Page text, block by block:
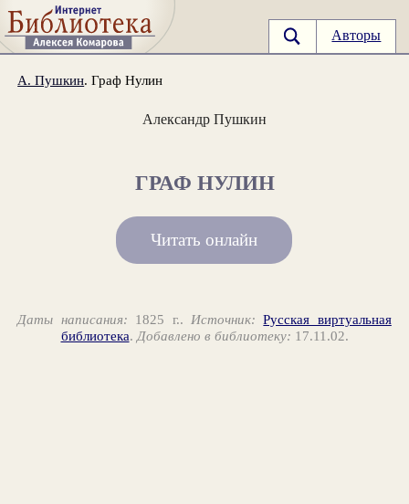
Авторы
А. Пушкин. Граф Нулин
Александр Пушкин
ГРАФ НУЛИН
Читать онлайн
Даты написания: 1825 г.. Источник: Русская виртуальная
библиотека.Добавлено в библиотеку: 17.11.02.